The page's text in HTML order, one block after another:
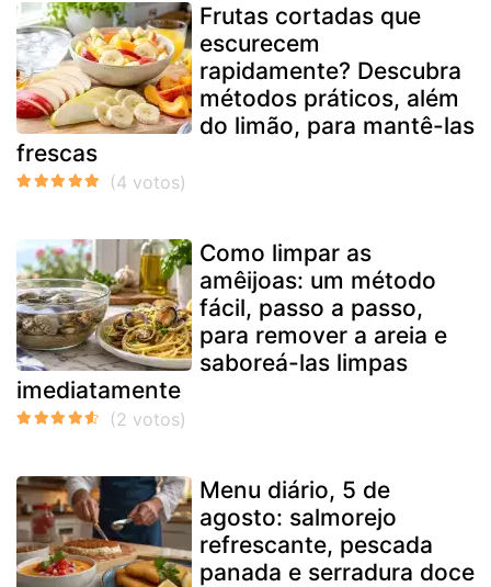
Frutas cortadas que
escurecem
rapidamente? Descubra
métodos práticos, além
do limão, para mantê-las
frescas
Como limpar as
amêijoas: um método
fácil, passo a passo,
para remover a areia e
saboreá-las limpas
imediatamente
Menu diário, 5 de
agosto: salmorejo
refrescante, pescada
panada e serradura doce